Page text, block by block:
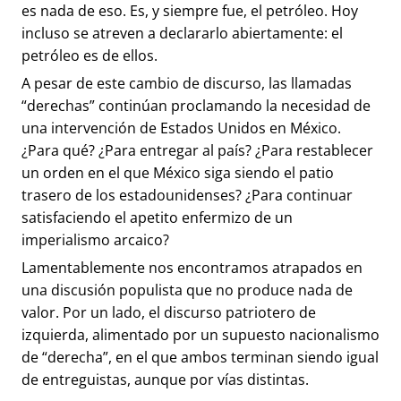
es nada de eso. Es, y siempre fue, el petróleo. Hoy
incluso se atreven a declararlo abiertamente: el
petróleo es de ellos.
A pesar de este cambio de discurso, las llamadas
“derechas” continúan proclamando la necesidad de
una intervención de Estados Unidos en México.
¿Para qué? ¿Para entregar al país? ¿Para restablecer
un orden en el que México siga siendo el patio
trasero de los estadounidenses? ¿Para continuar
satisfaciendo el apetito enfermizo de un
imperialismo arcaico?
Lamentablemente nos encontramos atrapados en
una discusión populista que no produce nada de
valor. Por un lado, el discurso patriotero de
izquierda, alimentado por un supuesto nacionalismo
de “derecha”, en el que ambos terminan siendo igual
de entreguistas, aunque por vías distintas.